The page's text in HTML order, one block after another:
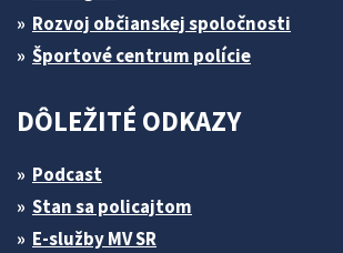
Rozvoj občianskej spoločnosti
Športové centrum polície
DÔLEŽITÉ ODKAZY
Podcast
Stan sa policajtom
E-služby MV SR